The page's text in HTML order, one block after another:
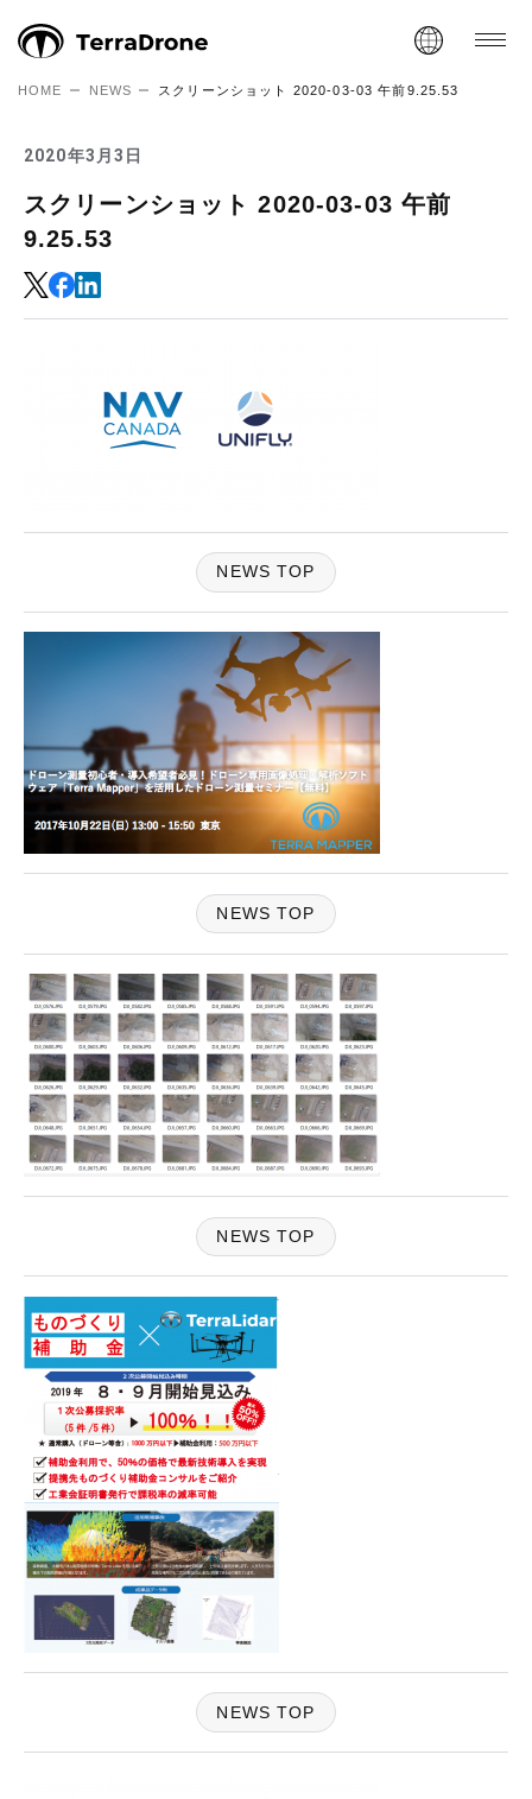
HOME NEWS スクリーンショット 2020-03-03 午前9.25.53
2020年3月3日
スクリーンショット 2020-03-03 午前
9.25.53
NEWS TOP
NEWS TOP
NEWS TOP
NEWS TOP